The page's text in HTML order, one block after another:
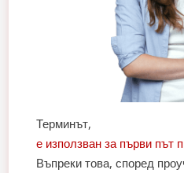
Терминът,
е използван за първи път
Въпреки това, според